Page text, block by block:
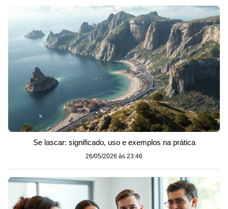
Se lascar: significado, uso e exemplos na prática
26/05/2026 às 23:46